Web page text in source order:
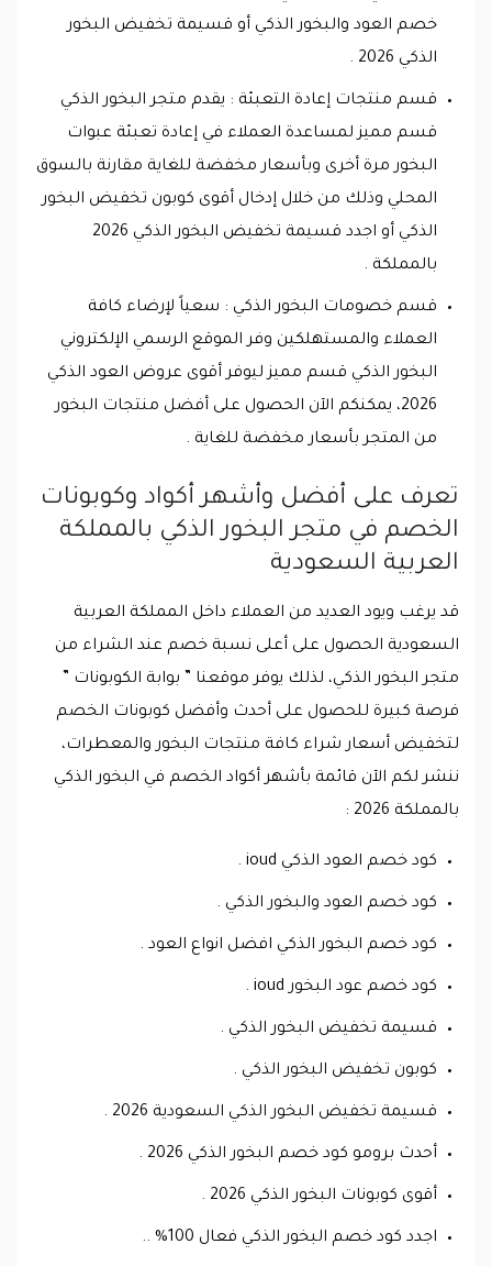
خصم العود والبخور الذكي أو قسيمة تخفيض البخور
الذكي 2026 .
قسم منتجات إعادة التعبئة : يقدم متجر البخور الذكي
قسم مميز لمساعدة العملاء في إعادة تعبئة عبوات
البخور مرة أخرى وبأسعار مخفضة للغاية مقارنة بالسوق
المحلي وذلك من خلال إدخال أقوى كوبون تخفيض البخور
الذكي أو اجدد قسيمة تخفيض البخور الذكي 2026
بالمملكة .
قسم خصومات البخور الذكي : سعياً لإرضاء كافة
العملاء والمستهلكين وفر الموقع الرسمي الإلكتروني
البخور الذكي قسم مميز ليوفر أقوى عروض العود الذكي
2026، يمكنكم الآن الحصول على أفضل منتجات البخور
من المتجر بأسعار مخفضة للغاية .
تعرف على أفضل وأشهر أكواد وكوبونات
الخصم في متجر البخور الذكي بالمملكة
العربية السعودية
قد يرغب ويود العديد من العملاء داخل المملكة العربية
السعودية الحصول على أعلى نسبة خصم عند الشراء من
متجر البخور الذكي، لذلك يوفر موقعنا ” بوابة الكوبونات ”
فرصة كبيرة للحصول على أحدث وأفضل كوبونات الخصم
لتخفيض أسعار شراء كافة منتجات البخور والمعطرات،
ننشر لكم الآن قائمة بأشهر أكواد الخصم في البخور الذكي
بالمملكة 2026 :
كود خصم العود الذكي ioud .
كود خصم العود والبخور الذكي .
كود خصم البخور الذكي افضل انواع العود .
كود خصم عود البخور ioud .
قسيمة تخفيض البخور الذكي .
كوبون تخفيض البخور الذكي .
قسيمة تخفيض البخور الذكي السعودية 2026 .
أحدث برومو كود خصم البخور الذكي 2026 .
أقوى كوبونات البخور الذكي 2026 .
اجدد كود خصم البخور الذكي فعال 100% ..